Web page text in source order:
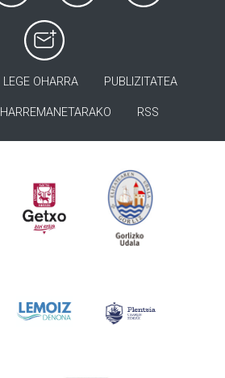
LEGE OHARRA PUBLIZITATEA
HARREMANETARAKO RSS